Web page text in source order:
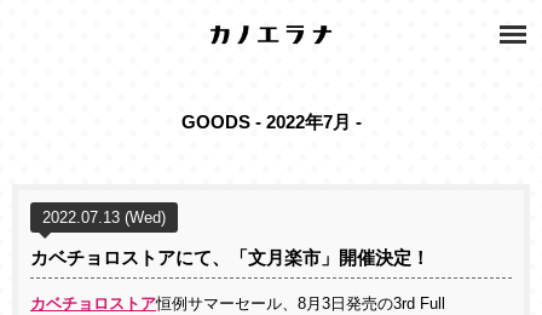
GOODS - 2022年7月 -
2022.07.13 (Wed)
カベチョロストアにて、「文月楽市」開催決定！
カベチョロストア恒例サマーセール、8月3日発売の3rd Full